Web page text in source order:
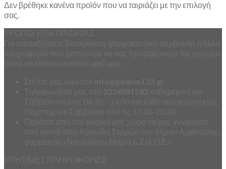
Δεν βρέθηκε κανένα προϊόν που να ταιριάζει με την επιλογή
σας.